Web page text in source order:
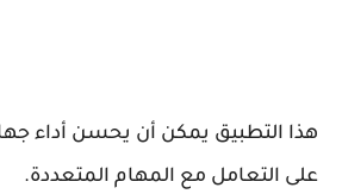
هذا التطبيق يمكن أن يحسن أداء
على التعامل مع المهام المتعددة.